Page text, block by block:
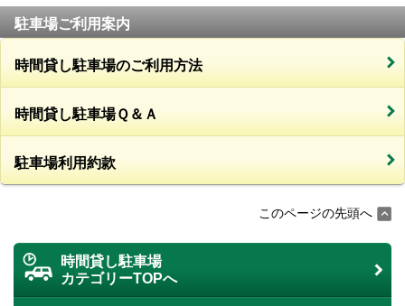
駐車場ご利用案内
時間貸し駐車場のご利用方法
時間貸し駐車場Ｑ＆Ａ
駐車場利用約款
このページの先頭へ
時間貸し駐車場
カテゴリーTOPへ